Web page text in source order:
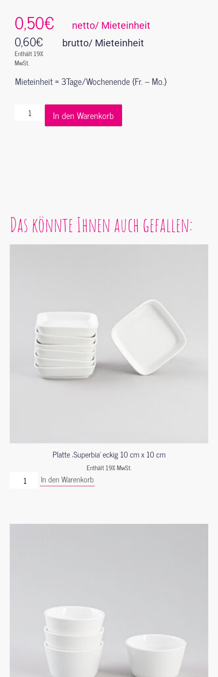
0,50€ netto/ Mieteinheit
0,60€
Enthält 19%
MwSt.
brutto/ Mieteinheit
Mieteinheit = 3Tage/Wochenende (Fr. – Mo.)
In den Warenkorb
Das könnte Ihnen auch gefallen:
Platte ‚Superbia‘ eckig 10 cm x 10 cm
Enthält 19% MwSt.
In den Warenkorb